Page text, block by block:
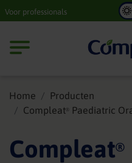
Main
Voor professionals
Compleat
Home
Producten
Compleat
Paediatric
Compleat®